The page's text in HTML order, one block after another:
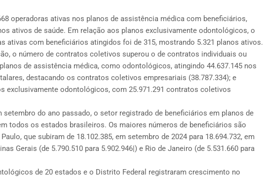
operadoras ativas nos planos de assistência médica com beneficiários,
ativos de saúde. Em relação aos planos exclusivamente odontológicos, o
ativas com beneficiários atingidos foi de 315, mostrando 5.321 planos ativos.
o número de contratos coletivos superou o de contratos individuais ou
de assistência médica, como odontológicos, atingindo 44.637.145 nos
destacando os contratos coletivos empresariais (38.787.334); e
exclusivamente odontológicos, com 25.971.291 contratos coletivos
setembro do ano passado, o setor registrado de beneficiários em planos de
todos os estados brasileiros. Os maiores números de beneficiários são
que subiram de 18.102.385, em setembro de 2024 para 18.694.732, em
Gerais (de 5.790.510 para 5.902.946|) e Rio de Janeiro (de 5.531.660 para
de 20 estados e o Distrito Federal registraram crescimento no